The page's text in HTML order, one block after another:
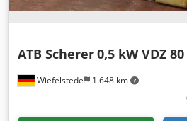
Wiefelstede 1.648 km
ATB Scherer0,5 kW VDZ 80